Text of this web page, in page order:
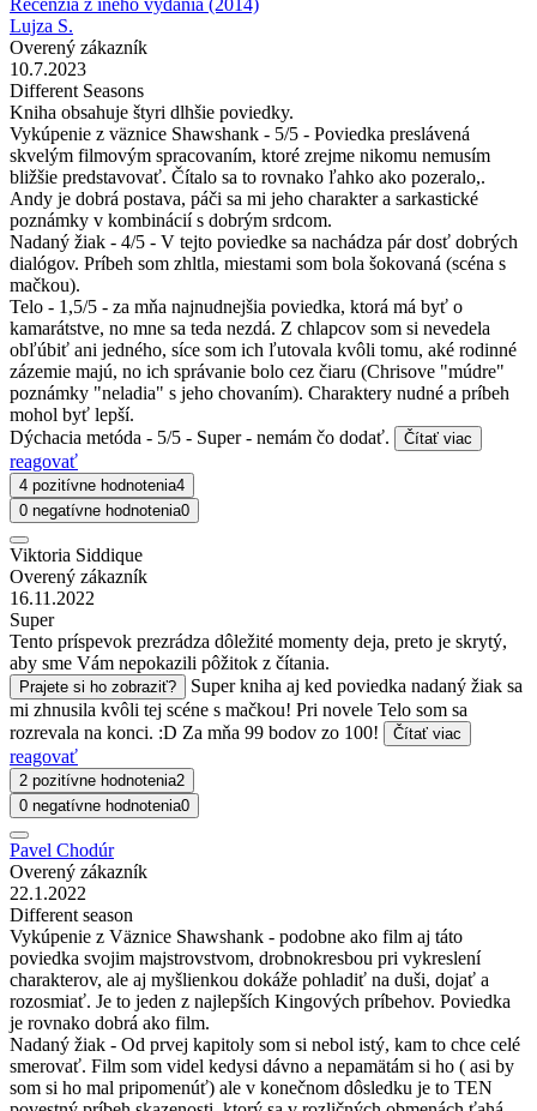
Recenzia z iného vydania (2014)
Lujza S.
Overený zákazník
10.7.2023
Different Seasons
Kniha obsahuje štyri dlhšie poviedky.
Vykúpenie z väznice Shawshank - 5/5 - Poviedka preslávená
skvelým filmovým spracovaním, ktoré zrejme nikomu nemusím
bližšie predstavovať. Čítalo sa to rovnako ľahko ako pozeralo,.
Andy je dobrá postava, páči sa mi jeho charakter a sarkastické
poznámky v kombinácií s dobrým srdcom.
Nadaný žiak - 4/5 - V tejto poviedke sa nachádza pár dosť dobrých
dialógov. Príbeh som zhltla, miestami som bola šokovaná (scéna s
mačkou).
Telo - 1,5/5 - za mňa najnudnejšia poviedka, ktorá má byť o
kamarátstve, no mne sa teda nezdá. Z chlapcov som si nevedela
obľúbiť ani jedného, síce som ich ľutovala kvôli tomu, aké rodinné
zázemie majú, no ich správanie bolo cez čiaru (Chrisove "múdre"
poznámky "neladia" s jeho chovaním). Charaktery nudné a príbeh
mohol byť lepší.
Dýchacia metóda - 5/5 - Super - nemám čo dodať.
Čítať viac
reagovať
4 pozitívne hodnotenia4
0 negatívne hodnotenia0
Viktoria Siddique
Overený zákazník
16.11.2022
Super
Tento príspevok prezrádza dôležité momenty deja, preto je skrytý,
aby sme Vám nepokazili pôžitok z čítania.
Prajete si ho zobraziť?
Super kniha aj ked poviedka nadaný žiak sa
mi zhnusila kvôli tej scéne s mačkou! Pri novele Telo som sa
rozrevala na konci. :D Za mňa 99 bodov zo 100!
Čítať viac
reagovať
2 pozitívne hodnotenia2
0 negatívne hodnotenia0
Pavel Chodúr
Overený zákazník
22.1.2022
Different season
Vykúpenie z Väznice Shawshank - podobne ako film aj táto
poviedka svojim majstrovstvom, drobnokresbou pri vykreslení
charakterov, ale aj myšlienkou dokáže pohladiť na duši, dojať a
rozosmiať. Je to jeden z najlepších Kingových príbehov. Poviedka
je rovnako dobrá ako film.
Nadaný žiak - Od prvej kapitoly som si nebol istý, kam to chce celé
smerovať. Film som videl kedysi dávno a nepamätám si ho ( asi by
som si ho mal pripomenúť) ale v konečnom dôsledku je to TEN